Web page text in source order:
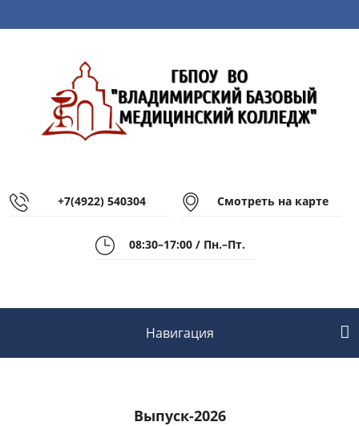
+7(4922) 540304 Смотреть на карте
08:30–17:00 / Пн.–Пт.
Навигация
Выпуск-2026